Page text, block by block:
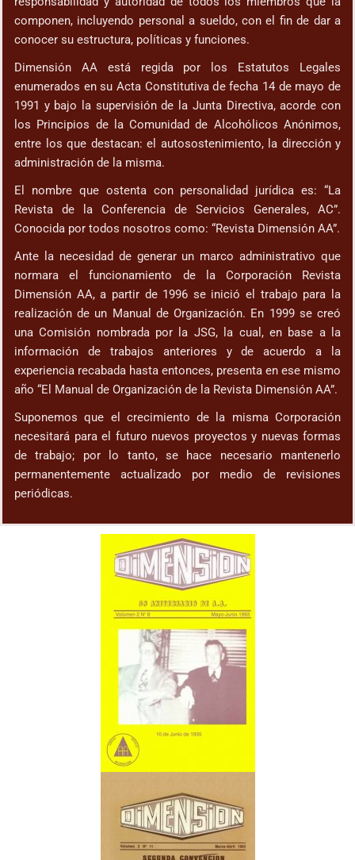
componen, incluyendo personal a sueldo, con el fin de dar a
conocer su estructura, políticas y funciones.
Dimensión AA está regida por los Estatutos Legales
enumerados en su Acta Constitutiva de fecha 14 de mayo de
1991 y bajo la supervisión de la Junta Directiva, acorde con
los Principios de la Comunidad de Alcohólicos Anónimos,
entre los que destacan: el autosostenimiento, la dirección y
administración de la misma.
El nombre que ostenta con personalidad jurídica es: “La
Revista de la Conferencia de Servicios Generales, AC”.
Conocida por todos nosotros como: “Revista Dimensión AA”.
Ante la necesidad de generar un marco administrativo que
normara el funcionamiento de la Corporación Revista
Dimensión AA, a partir de 1996 se inició el trabajo para la
realización de un Manual de Organización. En 1999 se creó
una Comisión nombrada por la JSG, la cual, en base a la
información de trabajos anteriores y de acuerdo a la
experiencia recabada hasta entonces, presenta en ese mismo
año “El Manual de Organización de la Revista Dimensión AA”.
Suponemos que el crecimiento de la misma Corporación
necesitará para el futuro nuevos proyectos y nuevas formas
de trabajo; por lo tanto, se hace necesario mantenerlo
permanentemente actualizado por medio de revisiones
periódicas.